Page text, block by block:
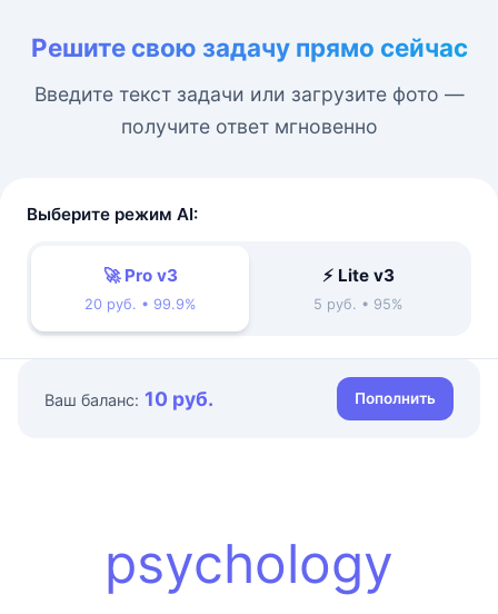
Решите свою задачу прямо сейчас
Введите текст задачи или загрузите фото —
получите ответ мгновенно
Выберите режим AI:
🚀 Pro v3
20 руб. • 99.9%
⚡ Lite v3
5 руб. • 95%
Ваш баланс: 10 руб. Пополнить
psychology